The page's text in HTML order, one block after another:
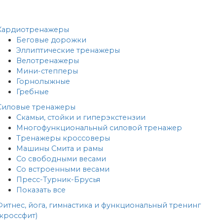
Беговые дорожки
Эллиптические тренажеры
Велотренажеры
Мини-степперы
Горнолыжные
Гребные
тренажеры
Скамьи, стойки и гиперэкстензии
Многофункциональный силовой тренажер
Тренажеры кроссоверы
Машины Смита и рамы
Со свободными весами
Со встроенными весами
Пресс-Турник-Брусья
Показать все
йога, гимнастика и функциональный тренинг